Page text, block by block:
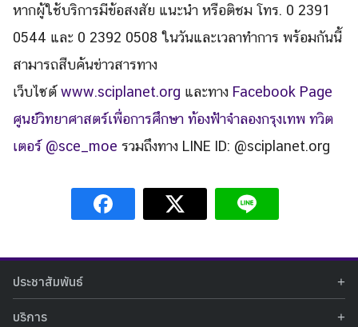
หากผู้ใช้บริการมีข้อสงสัย แนะนำ หรือติชม โทร. 0 2391
0544 และ 0 2392 0508 ในวันและเวลาทำการ พร้อมกันนี้
สามารถสืบค้นข่าวสารทาง
เว็บไซต์www.sciplanet.org และทาง Facebook Page
ศูนย์วิทยาศาสตร์เพื่อการศึกษา ท้องฟ้าจำลองกรุงเทพ ทวิต
เตอร์ @sce_moe รวมถึงทาง LINE ID: @sciplanet.org
ประชาสัมพันธ์
ข่าวประชาสัมพันธ์
ข่าวกิจกรรม
บริการ